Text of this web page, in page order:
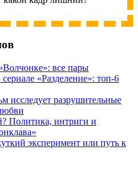
все пары
«Разделение»: топ-6
исследует разрушительные
Политика, интриги и
эксперимент или путь к